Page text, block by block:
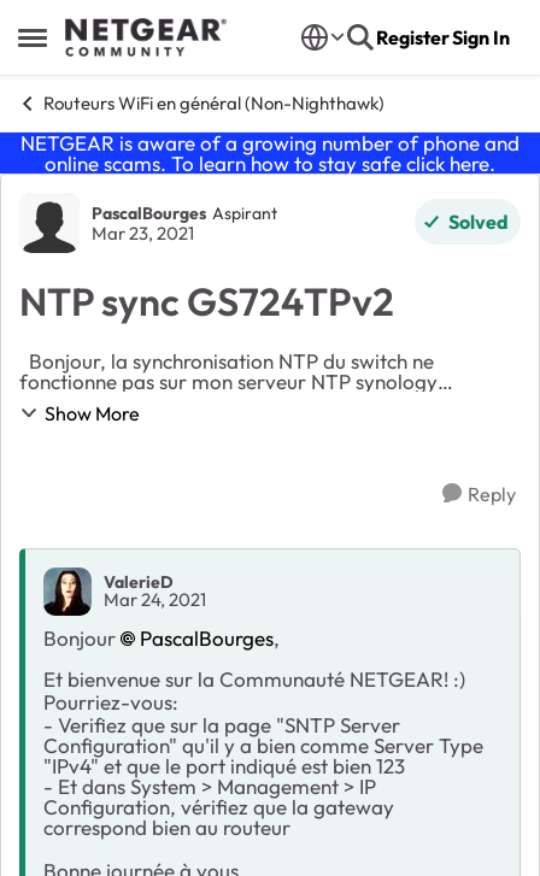
Open Side Menu
Skip to content RegisterSign In
Routeurs WiFi en général (Non-Nighthawk)
NETGEAR is aware of a growing number of phone and
online scams. To learn how to stay safe click here.
Forum Discussion
PascalBourges Aspirant
Mar 23, 2021 Solved
NTP sync GS724TPv2
fonctionne pas sur mon serveur NTP synology
RT2600AC. J'ai un request timeout. Les deux appareils
sont sur le même réseau et le switch ping bien le se...
Show More
Reply
ValerieD
Mar 24, 2021
Bonjour PascalBourges,
Et bienvenue sur la Communauté NETGEAR! :)
Pourriez-vous:
- Verifiez que sur la page "SNTP Server
Configuration" qu'il y a bien comme Server Type
"IPv4" et que le port indiqué est bien 123
- Et dans System > Management > IP
Configuration, vérifiez que la gateway
correspond bien au routeur
Bonne journée à vous,